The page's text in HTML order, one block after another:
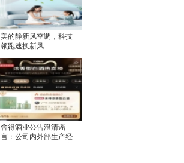
美的静新风空调，科技
领跑速换新风
舍得酒业公告澄清谣
言：公司内外部生产经